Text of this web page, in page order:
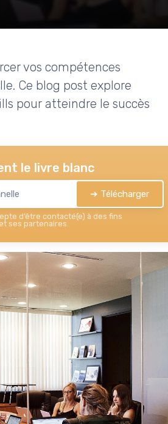
vos compétences
Ce blog post explore
pour atteindre le succès
le livre blanc
➔ Télécharger
d’être contacté(e) à des fins
ses partenaires.